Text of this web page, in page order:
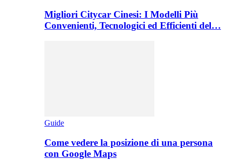
Migliori Citycar Cinesi: I Modelli Più
Convenienti, Tecnologici ed Efficienti del…
Guide
Come vedere la posizione di una persona
con Google Maps